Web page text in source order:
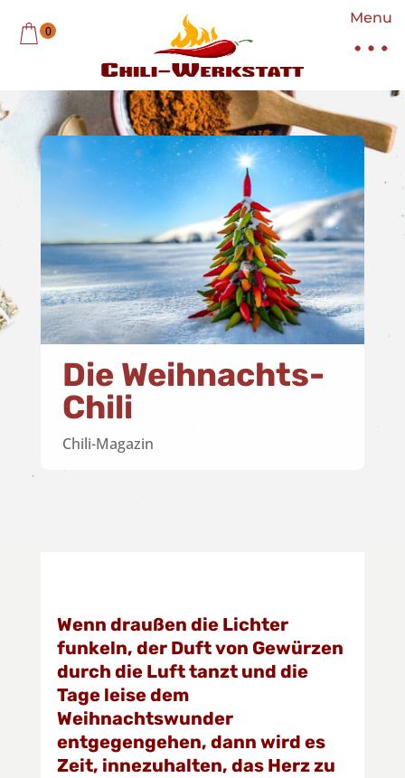
Menu
0
Die Weihnachts-
Chili
Chili-Magazin
Wenn draußen die Lichter
funkeln, der Duft von Gewürzen
durch die Luft tanzt und die
Tage leise dem
Weihnachtswunder
entgegengehen, dann wird es
Zeit, innezuhalten, das Herz zu